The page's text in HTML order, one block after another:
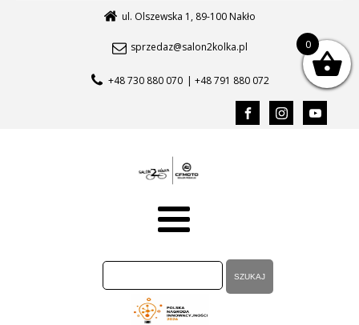
ul. Olszewska 1, 89-100 Nakło
sprzedaz@salon2kolka.pl
+48 730 880 070 | +48 791 880 072
0